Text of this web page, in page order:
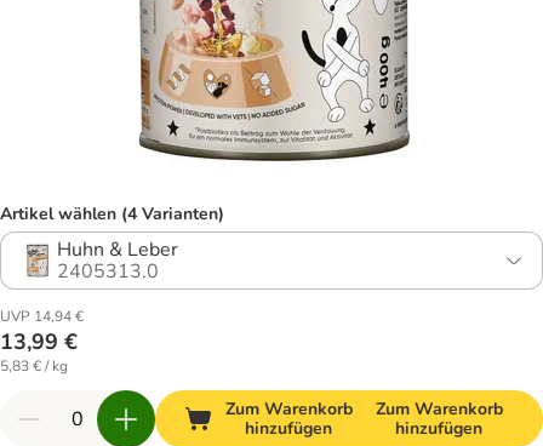
Artikel wählen (4 Varianten)
Huhn & Leber
2405313.0
UVP 14,94 €
13,99 €
5,83 € / kg
Zum Warenkorb
hinzufügen
Zum Warenkorb
hinzufügen